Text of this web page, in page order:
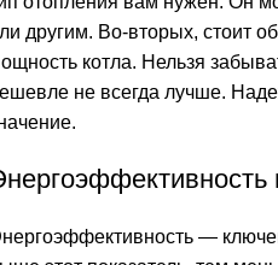
другим. Во-вторых, стоит
котла. Нельзя
не всегда лучше.
—